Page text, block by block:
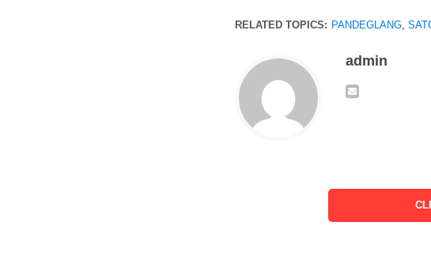
RELATED TOPICS: PANDEGLANG,
admin